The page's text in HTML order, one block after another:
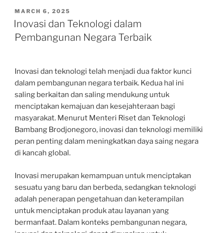
POSTED
ON
MARCH 6, 2025
Inovasi dan Teknologi dalam
Pembangunan Negara Terbaik
Inovasi dan teknologi telah menjadi dua faktor kunci
dalam pembangunan negara terbaik. Kedua hal ini
saling berkaitan dan saling mendukung untuk
menciptakan kemajuan dan kesejahteraan bagi
masyarakat. Menurut Menteri Riset dan Teknologi
Bambang Brodjonegoro, inovasi dan teknologi memiliki
peran penting dalam meningkatkan daya saing negara
di kancah global.
Inovasi merupakan kemampuan untuk menciptakan
sesuatu yang baru dan berbeda, sedangkan teknologi
adalah penerapan pengetahuan dan keterampilan
untuk menciptakan produk atau layanan yang
bermanfaat. Dalam konteks pembangunan negara,